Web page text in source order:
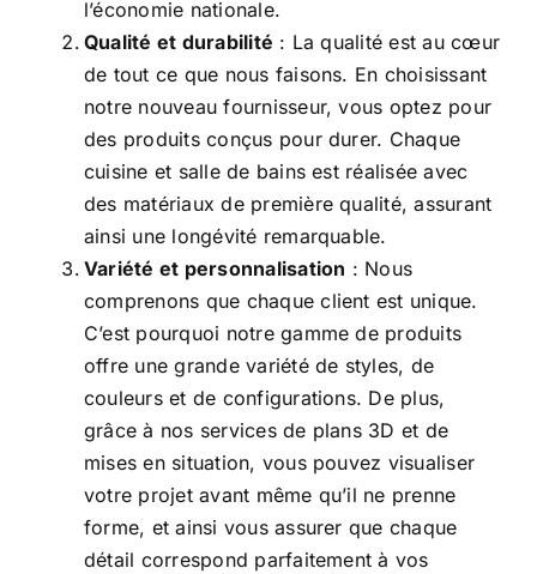
l’économie nationale.
Qualité et durabilité : La qualité est au cœur
de tout ce que nous faisons. En choisissant
notre nouveau fournisseur, vous optez pour
des produits conçus pour durer. Chaque
cuisine et salle de bains est réalisée avec
des matériaux de première qualité, assurant
ainsi une longévité remarquable.
Variété et personnalisation : Nous
comprenons que chaque client est unique.
C’est pourquoi notre gamme de produits
offre une grande variété de styles, de
couleurs et de configurations. De plus,
grâce à nos services de plans 3D et de
mises en situation, vous pouvez visualiser
votre projet avant même qu’il ne prenne
forme, et ainsi vous assurer que chaque
détail correspond parfaitement à vos